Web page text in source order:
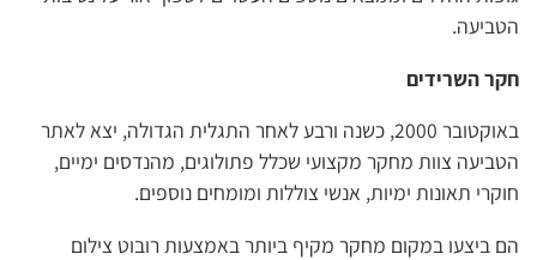
הטביעה.
חקר השרידים
באוקטובר 2000, כשנה ורבע לאחר התגלית הגדולה, יצא לאתר
הטביעה צוות מחקר מקצועי שכלל פתולוגים, מהנדסים ימיים,
חוקרי תאונות ימיות, אנשי צוללות ומומחים נוספים.
הם ביצעו במקום מחקר מקיף ביותר באמצעות רובוט צילום